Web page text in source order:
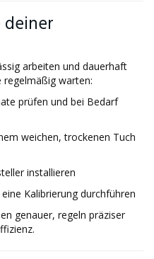
arbeiten und dauerhaft
regelmäßig warten:
prüfen und bei Bedarf
weichen, trockenen Tuch
installieren
Kalibrierung durchführen
genauer, regeln präziser